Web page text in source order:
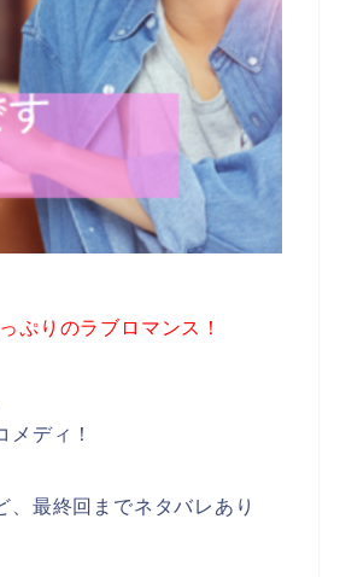
ぷりのラブロマンス！
ディ！
、最終回までネタバレあり